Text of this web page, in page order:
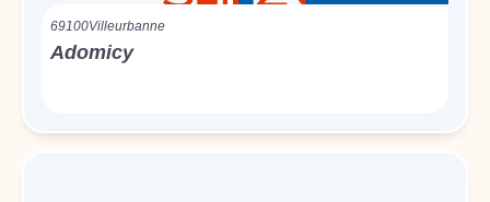
69100Villeurbanne
Adomicy